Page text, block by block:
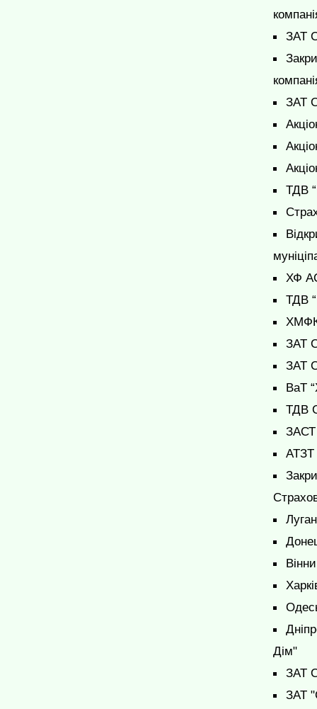
ЗАТ
ЗАТ
ТДВ
ХФ
ТДВ
ЗАТ
ЗАТ
ВаТ
ТДВ
ЗАСТ
АТЗТ
Дім"
ЗАТ
ЗАТ